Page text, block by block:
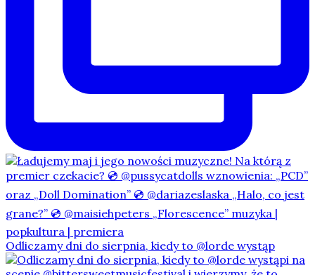
Odliczamy dni do sierpnia, kiedy to @lorde wystąp